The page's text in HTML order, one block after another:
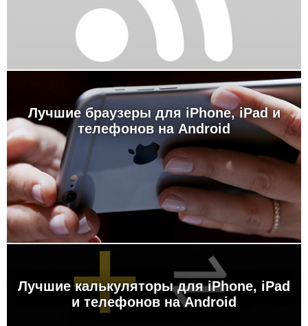
Лучшие браузеры для iPhone, iPad и
телефонов на Android
Лучшие калькуляторы для iPhone, iPad
и телефонов на Android